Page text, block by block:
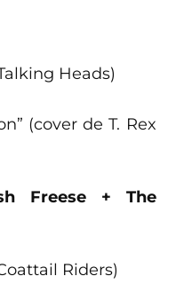
Heads)
(cover de T. Rex
Freese + The
Riders)